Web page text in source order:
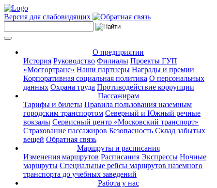
Версия для слабовидящих
О предприятии
История Руководство Филиалы Проекты ГУП
«Мосгортранс» Наши партнеры Награды и премии
Корпоративная социальная политика О персональных
данных Охрана труда Противодействие коррупции
Пассажирам
Тарифы и билеты Правила пользования наземным
городским транспортом Северный и Южный речные
вокзалы Сервисный центр «Московский транспорт»
Страхование пассажиров Безопасность Склад забытых
вещей Обратная связь
Маршруты и расписания
Изменения маршрутов Расписания Экспрессы Ночные
маршруты Специальные рейсы маршрутов наземного
транспорта до учебных заведений
Работа у нас